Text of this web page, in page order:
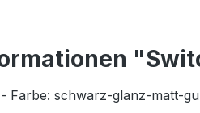
- Farbe: schwarz-glanz-matt-